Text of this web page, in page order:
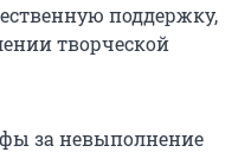
поддержку,
творческой
за невыполнение